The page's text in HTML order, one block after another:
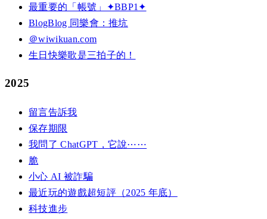
最重要的「帳號」✦BBP1✦
BlogBlog 同樂會：推坑
＠wiwikuan.com
生日快樂歌是三拍子的！
2025
留言告訴我
保存期限
我問了 ChatGPT，它說⋯⋯
脆
小心 AI 被詐騙
最近玩的遊戲超短評（2025 年底）
科技進步